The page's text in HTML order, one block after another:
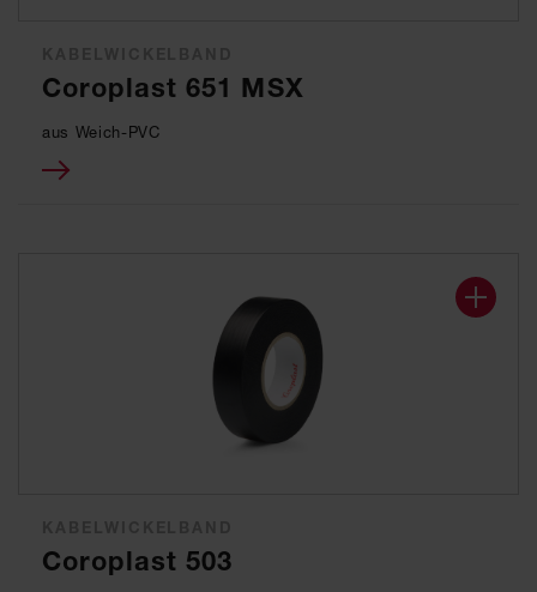
Coroplast 651 MSX
aus Weich-PVC
Coroplast 503